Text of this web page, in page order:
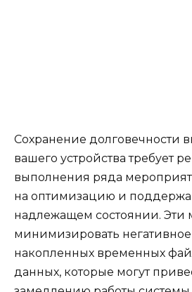
Сохранение долговечности
вашего устройства требует
выполнения ряда
на оптимизацию и
надлежащем состоянии. Эти
минимизировать
накопленных временных
данных, которые могут